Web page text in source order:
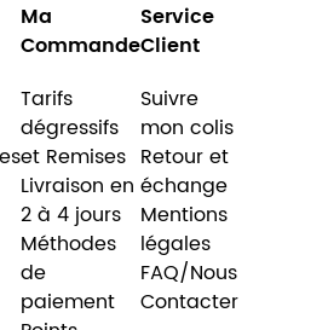
Ma
Commande
Tarifs
dégressifs
et Remises
Livraison en
2 à 4 jours
Méthodes
de
paiement
Service
Client
Suivre
mon colis
Retour et
échange
Mentions
légales
FAQ/Nous
Contacter